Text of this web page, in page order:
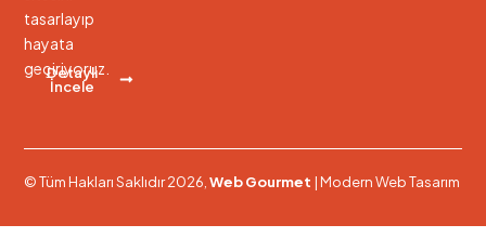
tasarlayıp
hayata
geçiriyoruz.
Detaylı
İncele
© Tüm Hakları Saklıdır 2026,Web Gourmet | Modern Web Tasarım